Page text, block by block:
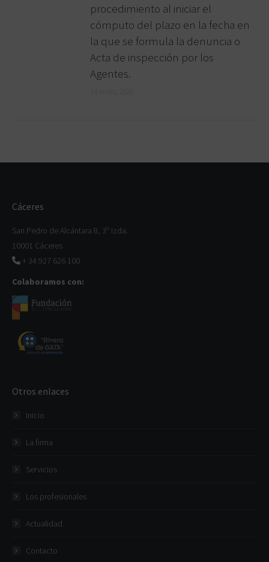
procedimiento al iniciar el
cómputo del plazo en la fecha en
la que se formula la denuncia o
Acta de inspección por los
Agentes.
Cáceres
San Pedro de Alcántara 8, 3º Izda.
10001 Cáceres
+ 34 927 626 100
Colaboramos con:
Otros enlaces
Inicio
La firma
Servicios
Los profesionales
Actualidad
Contacto